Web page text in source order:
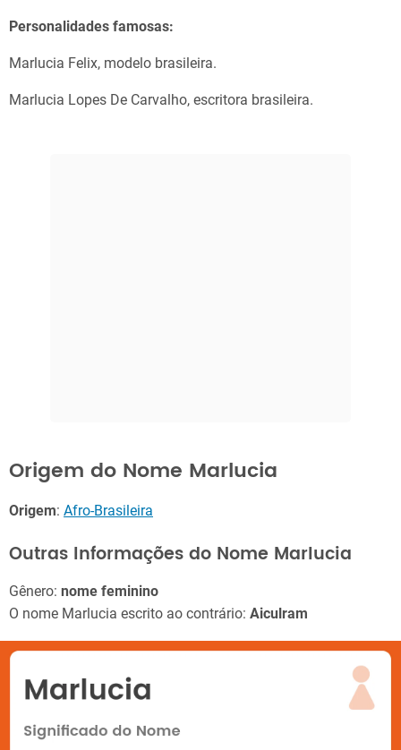
Personalidades famosas:
Marlucia Felix, modelo brasileira.
Marlucia Lopes De Carvalho, escritora brasileira.
Origem do Nome Marlucia
Origem: Afro-Brasileira
Outras Informações do Nome Marlucia
Gênero: nome feminino
O nome Marlucia escrito ao contrário: Aiculram